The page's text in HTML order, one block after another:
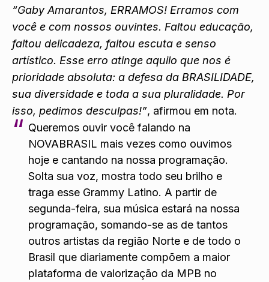
“Gaby Amarantos, ERRAMOS! Erramos com
você e com nossos ouvintes. Faltou educação,
faltou delicadeza, faltou escuta e senso
artístico. Esse erro atinge aquilo que nos é
prioridade absoluta: a defesa da BRASILIDADE,
sua diversidade e toda a sua pluralidade. Por
isso, pedimos desculpas!”, afirmou em nota.
Queremos ouvir você falando na
NOVABRASIL mais vezes como ouvimos
hoje e cantando na nossa programação.
Solta sua voz, mostra todo seu brilho e
traga esse Grammy Latino. A partir de
segunda-feira, sua música estará na nossa
programação, somando-se as de tantos
outros artistas da região Norte e de todo o
Brasil que diariamente compõem a maior
plataforma de valorização da MPB no